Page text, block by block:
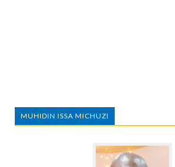
MUHIDIN ISSA MICHUZI